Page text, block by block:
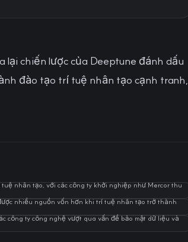
lại chiến lược của Deeptune đánh dấu
đào tạo trí tuệ nhân tạo cạnh tranh,
nhân tạo, với các công ty khởi nghiệp như Mercor thu
nhiều nguồn vốn hơn khi trí tuệ nhân tạo trở thành
công ty công nghệ vượt qua vấn đề bảo mật dữ liệu và